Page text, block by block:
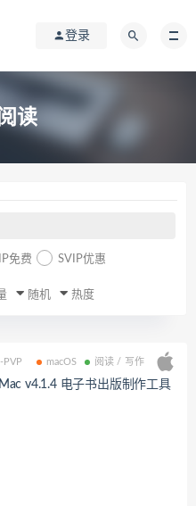
登录
读
免费 SVIP优惠
随机 热度
PVP macOS 阅读 / 写作
v4.1.4 电子书出版制作工具